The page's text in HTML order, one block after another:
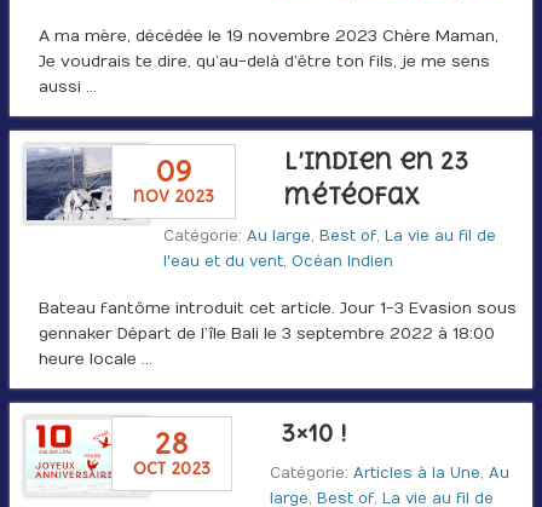
A ma mère, décédée le 19 novembre 2023 Chère Maman,
Je voudrais te dire, qu’au-delà d’être ton fils, je me sens
aussi …
09
nov 2023
L’Indien en 23
météofax
Catégorie: Au large, Best of, La vie au fil de
l'eau et du vent, Océan Indien
Bateau fantôme introduit cet article. Jour 1-3 Evasion sous
gennaker Départ de l’île Bali le 3 septembre 2022 à 18:00
heure locale …
28
oct 2023
3×10 !
Catégorie:Articles à la Une,Au
large, Best of, La vie au fil de